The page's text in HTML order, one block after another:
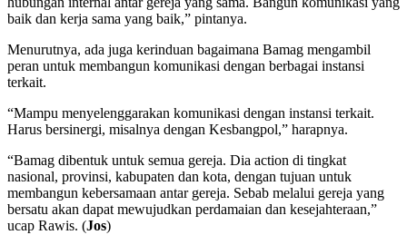
baik dan kerja sama yang baik,” pintanya.
Menurutnya, ada juga kerinduan bagaimana Bamag mengambil
peran untuk membangun komunikasi dengan berbagai instansi
terkait.
“Mampu menyelenggarakan komunikasi dengan instansi terkait.
Harus bersinergi, misalnya dengan Kesbangpol,” harapnya.
“Bamag dibentuk untuk semua gereja. Dia action di tingkat
nasional, provinsi, kabupaten dan kota, dengan tujuan untuk
membangun kebersamaan antar gereja. Sebab melalui gereja yang
bersatu akan dapat mewujudkan perdamaian dan kesejahteraan,”
ucap Rawis. (Jos)